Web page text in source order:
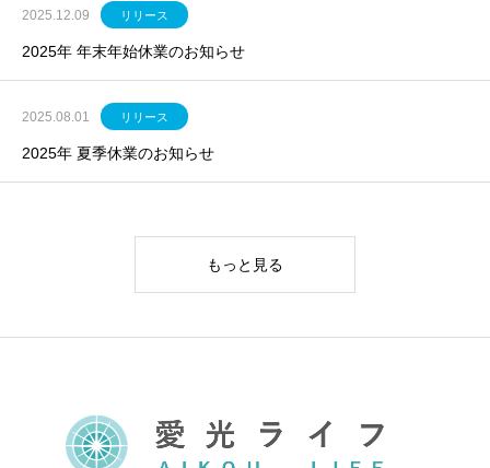
2025.12.09 リリース
2025年 年末年始休業のお知らせ
2025.08.01 リリース
2025年 夏季休業のお知らせ
もっと見る